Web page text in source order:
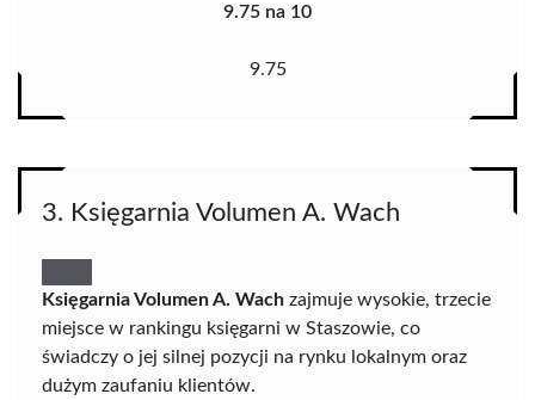
9.75 na 10
9.75
3. Księgarnia Volumen A. Wach
Księgarnia Volumen A. Wach zajmuje wysokie, trzecie
miejsce w rankingu księgarni w Staszowie, co
świadczy o jej silnej pozycji na rynku lokalnym oraz
dużym zaufaniu klientów.